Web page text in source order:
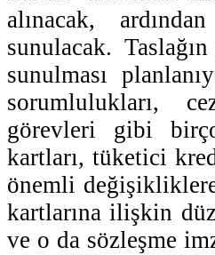
alınacak,
sunulacak.
sunulması
sorumlulukları,
görevleri gibi
kartları, tüketici
önemli
kartlarına ilişkin
ve o da sözleşme